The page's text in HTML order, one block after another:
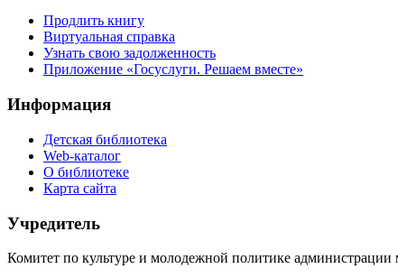
Продлить книгу
Виртуальная справка
Узнать свою задолженность
Приложение «Госуслуги. Решаем вместе»
Информация
Детская библиотека
Web-каталог
О библиотеке
Карта сайта
Учредитель
Комитет по культуре и молодежной политике